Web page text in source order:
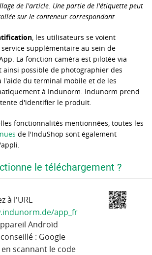
de l'article. Une partie de l'étiquette peut
sur le conteneur correspondant.
, les utilisateurs se voient
supplémentaire au sein de
La fonction caméra est pilotée via
ainsi possible de photographier des
l'aide du terminal mobile et de les
à Indunorm. Indunorm prend
d'identifier le produit.
fonctionnalités mentionnées, toutes les
de l'InduShop sont également
le téléchargement ?
à l'URL
app_fr
Androïd
: Google
scannant le code